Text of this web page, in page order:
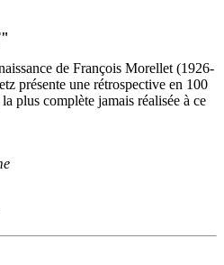
de François Morellet (1926-
présente une rétrospective en 100
plus complète jamais réalisée à ce